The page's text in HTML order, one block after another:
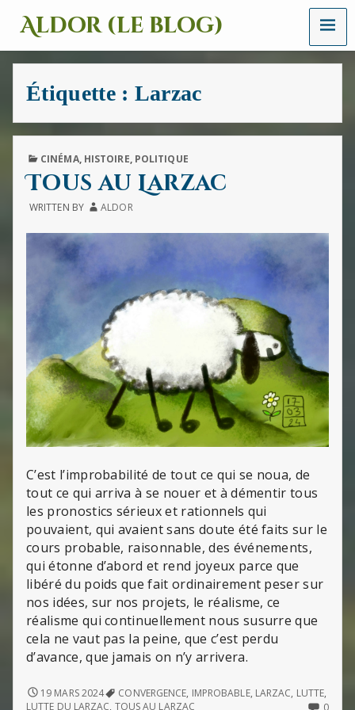
Aldor (le blog)
Un
site
avec
des
des
images
et
sons
MENU
Étiquette : Larzac
PUBLISHED
CINÉMA, HISTOIRE, POLITIQUE
Tous au Larzac
WRITTEN BY ALDOR
C’est l’improbabilité de tout ce qui se noua, de
tout ce qui arriva à se nouer et à démentir tous
les pronostics sérieux et rationnels qui
pouvaient, qui avaient sans doute été faits sur le
cours probable, raisonnable, des événements,
qui étonne d’abord et rend joyeux parce que
libéré du poids que fait ordinairement peser sur
nos idées, sur nos projets, le réalisme, ce
réalisme qui continuellement nous susurre que
cela ne vaut pas la peine, que c’est perdu
d’avance, que jamais on n’y arrivera.
TOUS
AU
19 MARS 2024 CONVERGENCE, IMPROBABLE, LARZAC, LUTTE,
LUTTE DU LARZAC, TOUS AU LARZAC 0NO